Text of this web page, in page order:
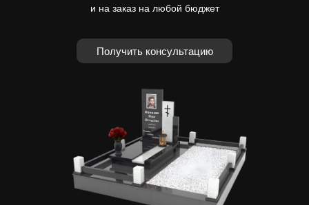
и на заказ на любой бюджет
Получить консультацию